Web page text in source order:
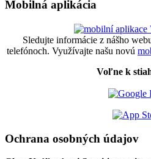
Mobilná aplikácia
Sledujte informácie z nášho
telefónoch. Využívajte našu novú
Voľne k
Ochrana osobných údajov